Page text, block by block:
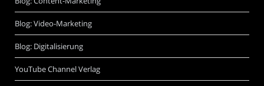
Blog: Video-Marketing
Blog: Digitalisierung
YouTube Channel Verlag